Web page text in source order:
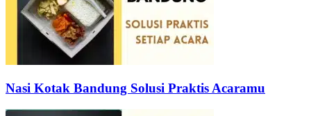
Nasi Kotak Bandung Solusi Praktis Acaramu